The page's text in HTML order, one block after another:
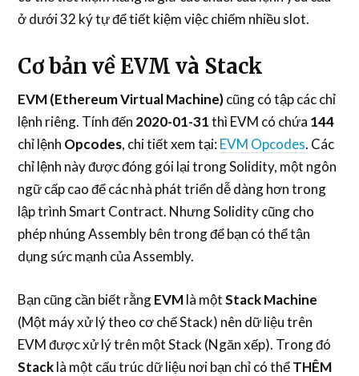
ở dưới 32 ký tự để tiết kiệm việc chiếm nhiều slot.
Cơ bản về EVM và Stack
EVM (Ethereum Virtual Machine)cũng có tập các chỉ
lệnh riêng. Tính đến 2020-01-31thì EVM có chứa 144
chỉ lệnh Opcodes, chi tiết xem tại:EVM Opcodes. Các
chỉ lệnh này được đóng gói lại trong Solidity, một ngôn
ngữ cấp cao để các nhà phát triển dễ dàng hơn trong
lập trình Smart Contract. Nhưng Solidity cũng cho
phép nhúng Assembly bên trong để bạn có thể tận
dụng sức mạnh của Assembly.
Bạn cũng cần biết rằngEVMlà mộtStack Machine
(Một máy xử lý theo cơ chế Stack) nên dữ liệu trên
EVM được xử lý trên một Stack (Ngăn xếp). Trong đó
Stacklà một cấu trúc dữ liệu nơi bạn chỉ có thểTHÊM